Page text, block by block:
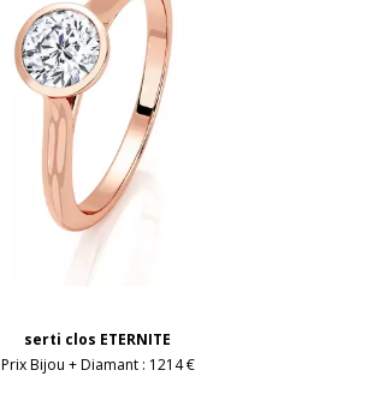
serti clos ETERNITE
Prix Bijou + Diamant : 1214 €